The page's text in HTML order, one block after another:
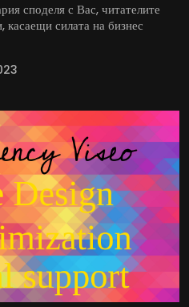
споделя с Вас, читателите
касаещи силата на бизнес